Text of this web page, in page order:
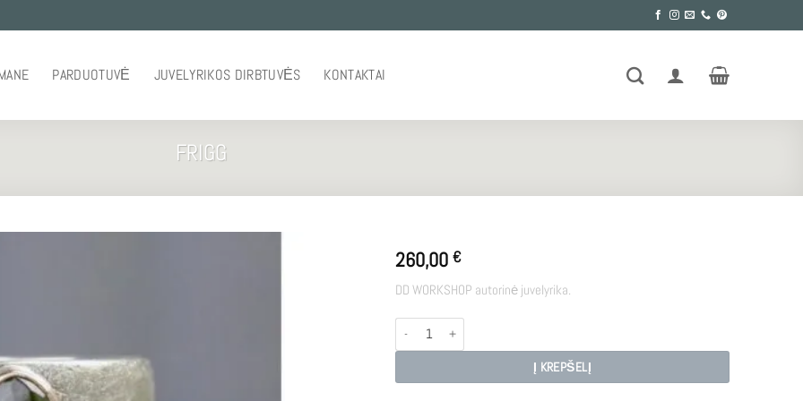
PARDUOTUVĖ JUVELYRIKOS DIRBTUVĖS KONTAKTAI
FRIGG
260,00 €
DD WORKSHOP autorinė juvelyrika.
produkto kiekis: FRIGG
Į KREPŠELĮ